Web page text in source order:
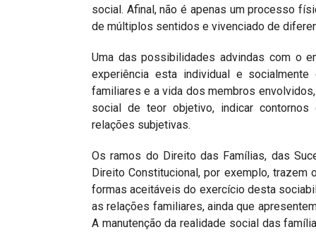
social. Afinal, não é apenas um processo
de múltiplos sentidos e vivenciado de
Uma das possibilidades advindas com o
experiência esta individual e
familiares e a vida dos membros
social de teor objetivo, indicar
relações subjetivas.
Os ramos do Direito das Famílias, das
Direito Constitucional, por exemplo,
formas aceitáveis do exercício desta
as relações familiares, ainda que
A manutenção da realidade social das